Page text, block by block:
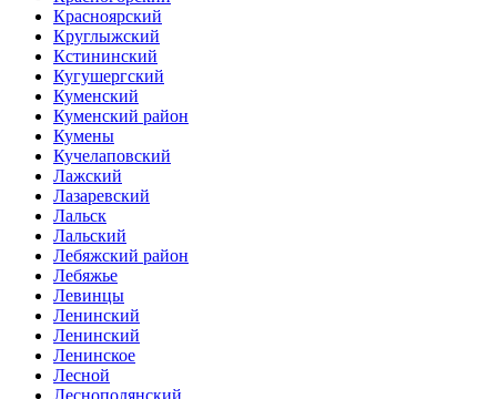
Красноярский
Круглыжский
Кстининский
Кугушергский
Куменский
Куменский район
Кумены
Кучелаповский
Лажский
Лазаревский
Лальск
Лальский
Лебяжский район
Лебяжье
Левинцы
Ленинский
Ленинский
Ленинское
Лесной
Леснополянский